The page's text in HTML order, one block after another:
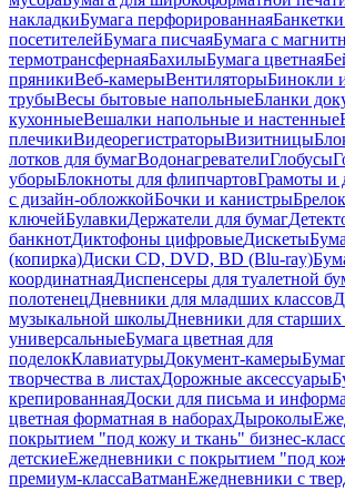
накладкиБумага перфорированная
посетителейБумага писчаяБумага с
термотрансфернаяБахилыБумага цветная
пряникиВеб-камерыВентиляторыБинокли
трубыВесы бытовые напольныеБланки
кухонныеВешалки напольные и настенные
плечикиВидеорегистраторыВизитницы
лотков для бумагВодонагревателиГлобусы
уборыБлокноты для флипчартовГрамоты и
с дизайн-обложкойБочки и канистры
ключейБулавкиДержатели для бумаг
банкнотДиктофоны цифровыеДискеты
(копирка)Диски CD, DVD, BD (Blu-ray)
координатнаяДиспенсеры для туалетной
полотенецДневники для младших классов
музыкальной школыДневники для старших
универсальныеБумага цветная для
поделокКлавиатурыДокумент-камеры
творчества в листахДорожные аксессуары
крепированнаяДоски для письма и
цветная форматная в наборахДыроколы
покрытием "под кожу и ткань" бизнес-
детскиеЕжедневники с покрытием "под
премиум-классаВатманЕжедневники с